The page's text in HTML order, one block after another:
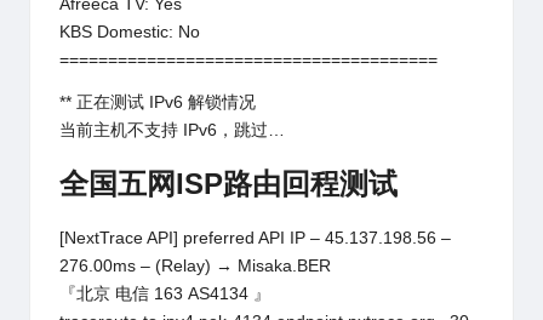
Afreeca TV: Yes
KBS Domestic: No
=======================================
** 正在测试 IPv6 解锁情况
当前主机不支持 IPv6，跳过…
全国五网ISP路由回程测试
[NextTrace API] preferred API IP – 45.137.198.56 –
276.00ms – (Relay) → Misaka.BER
『北京 电信 163 AS4134 』